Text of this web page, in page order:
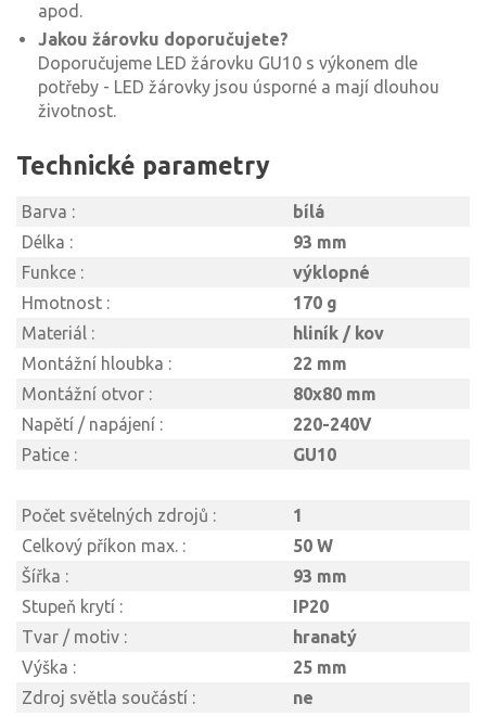
apod.
Jakou žárovku doporučujete?
Doporučujeme LED žárovku GU10 s výkonem dle
potřeby - LED žárovky jsou úsporné a mají dlouhou
životnost.
Technické parametry
Barva :
bílá
Délka :
93 mm
Funkce :
výklopné
Hmotnost :
170 g
Materiál :
hliník / kov
Montážní hloubka :
22 mm
Montážní otvor :
80x80 mm
Napětí / napájení :
220-240V
Patice :
GU10
Počet světelných zdrojů :
1
Celkový příkon max. :
50 W
Šířka :
93 mm
Stupeň krytí :
IP20
Tvar / motiv :
hranatý
Výška :
25 mm
Zdroj světla součástí :
ne